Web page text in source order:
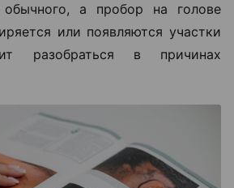
а пробор на голове
или появляются участки
разобраться в причинах